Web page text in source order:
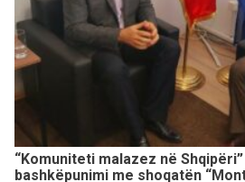
“Komuniteti malazez në
bashkëpunimi me shoqatën